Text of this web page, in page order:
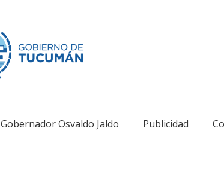
Gobernador Osvaldo Jaldo Publicidad